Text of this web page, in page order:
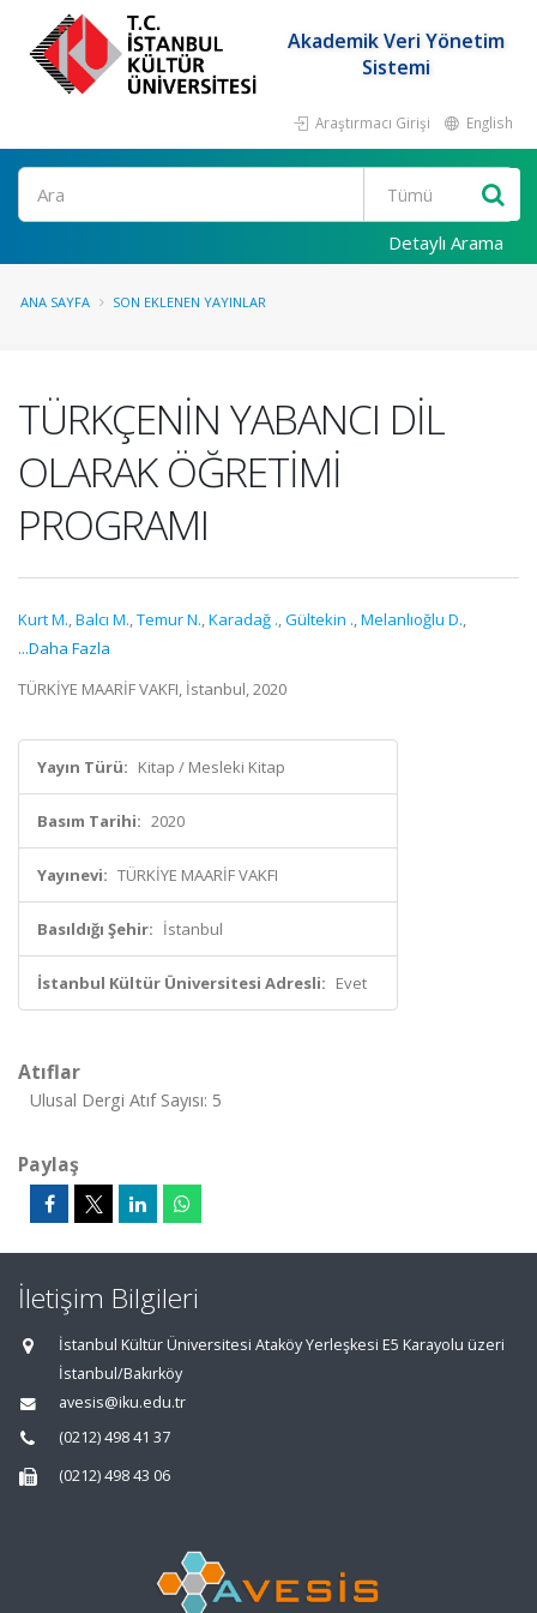
Akademik Veri Yönetim
Sistemi
Araştırmacı Girişi English
Ara
Detaylı Arama
ANA SAYFA SON EKLENEN YAYINLAR
TÜRKÇENİN YABANCI DİL
OLARAK ÖĞRETİMİ
PROGRAMI
Kurt M.,Balcı M.,Temur N.,Karadağ .,Gültekin .,Melanlıoğlu D.,
...Daha Fazla
TÜRKİYE MAARİF VAKFI, İstanbul, 2020
Yayın Türü: Kitap / Mesleki Kitap
Basım Tarihi: 2020
Yayınevi: TÜRKİYE MAARİF VAKFI
Basıldığı Şehir: İstanbul
İstanbul Kültür Üniversitesi Adresli: Evet
Atıflar
Ulusal Dergi Atıf Sayısı: 5
Paylaş
İletişim Bilgileri
İstanbul Kültür Üniversitesi Ataköy Yerleşkesi E5 Karayolu üzeri
İstanbul/Bakırköy
avesis@iku.edu.tr
(0212) 498 41 37
(0212) 498 43 06